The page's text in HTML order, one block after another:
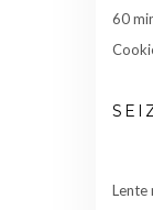
60
Lente